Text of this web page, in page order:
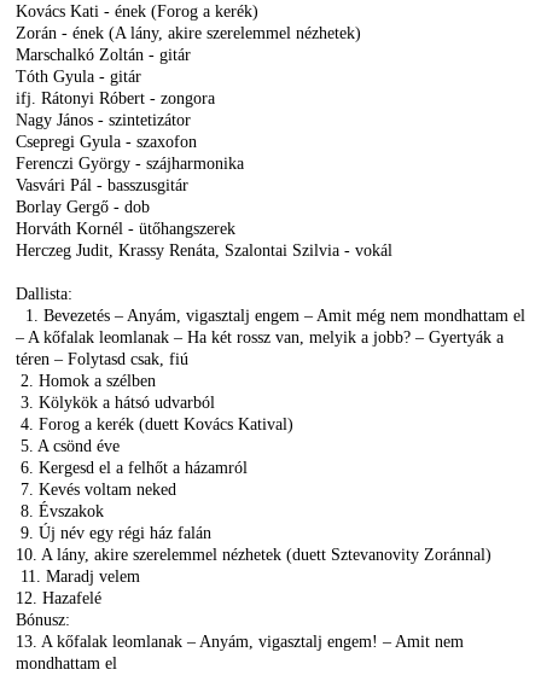
Kovács Kati - ének (Forog a kerék)
Zorán - ének (A lány, akire szerelemmel nézhetek)
Marschalkó Zoltán - gitár
Tóth Gyula - gitár
ifj. Rátonyi Róbert - zongora
Nagy János - szintetizátor
Csepregi Gyula - szaxofon
Ferenczi György - szájharmonika
Vasvári Pál - basszusgitár
Borlay Gergő - dob
Horváth Kornél - ütőhangszerek
Herczeg Judit, Krassy Renáta, Szalontai Szilvia - vokál
Dallista:
1. Bevezetés – Anyám, vigasztalj engem – Amit még nem mondhattam el
– A kőfalak leomlanak – Ha két rossz van, melyik a jobb? – Gyertyák a
téren – Folytasd csak, fiú
2. Homok a szélben
3. Kölykök a hátsó udvarból
4. Forog a kerék (duett Kovács Katival)
5. A csönd éve
6. Kergesd el a felhőt a házamról
7. Kevés voltam neked
8. Évszakok
9. Új név egy régi ház falán
10. A lány, akire szerelemmel nézhetek (duett Sztevanovity Zoránnal)
11. Maradj velem
12. Hazafelé
Bónusz:
13. A kőfalak leomlanak – Anyám, vigasztalj engem! – Amit nem
mondhattam el